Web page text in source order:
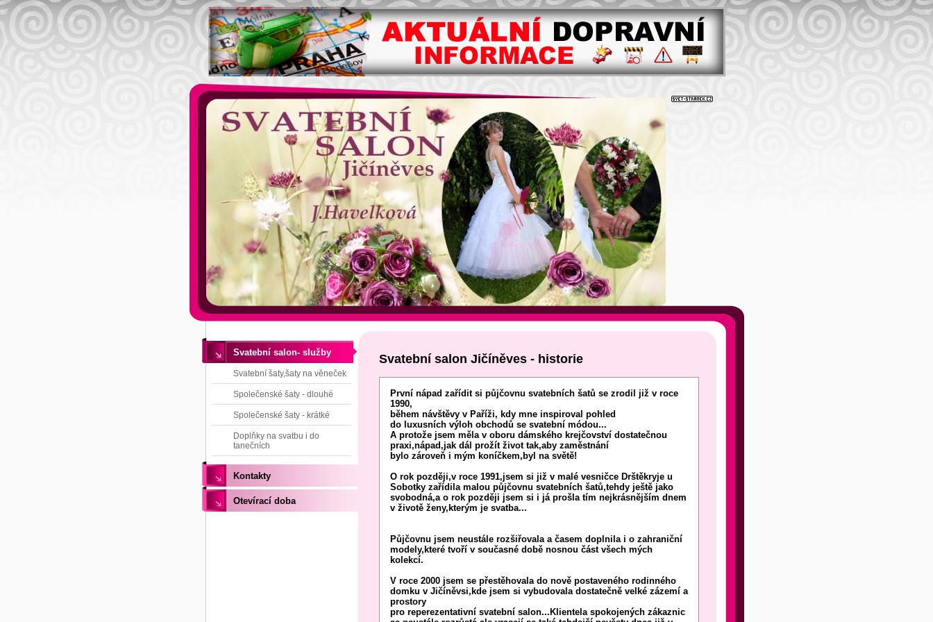
Svatební salon Jičíněves - historie
První nápad zařídit si půjčovnu svatebních šatů se zrodil již v roce
1990,
během návštěvy v Paříži, kdy mne inspiroval pohled
do luxusních výloh obchodů se svatební módou...
A protože jsem měla v oboru dámského krejčovství dostatečnou
praxi,nápad,jak dál prožít život tak,aby zaměstnání
bylo zároveň i mým koníčkem,byl na světě!
O rok později,v roce 1991,jsem si již v malé vesničce Drštěkryje u
Sobotky zařídila malou půjčovnu svatebních šatů,tehdy ještě jako
svobodná,a o rok později jsem si i já prošla tím nejkrásnějším dnem
v životě ženy,kterým je svatba...
Půjčovnu jsem neustále rozšiřovala a časem doplnila i o zahraniční
modely,které tvoří v současné době nosnou část všech mých
kolekcí.
V roce 2000 jsem se přestěhovala do nově postaveného rodinného
domku v Jičíněvsi,kde jsem si vybudovala dostatečně velké zázemí a
prostory
pro reperezentativní svatební salon...Klientela spokojených zákaznic
Svatební salon- služby
Svatební šaty,šaty na věneček
Společenské šaty - dlouhé
Společenské šaty - krátké
Doplňky na svatbu i do
tanečních
Kontakty
Otevírací doba